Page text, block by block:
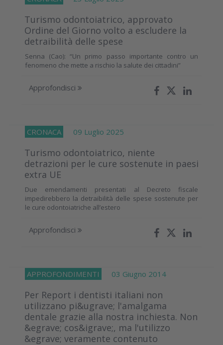
Turismo odontoiatrico, approvato
Ordine del Giorno volto a escludere la
detraibilità delle spese
Senna (Cao): “Un primo passo importante contro un
fenomeno che mette a rischio la salute dei cittadini”
Approfondisci
CRONACA 09 Luglio 2025
Turismo odontoiatrico, niente
detrazioni per le cure sostenute in paesi
extra UE
Due emendamenti presentati al Decreto fiscale
impedirebbero la detraibilità delle spese sostenute per
le cure odontoiatriche all’estero
Approfondisci
APPROFONDIMENTI 03 Giugno 2014
Per Report i dentisti italiani non
utilizzano pi&ugrave; l'amalgama
dentale grazie alla nostra inchiesta. Non
&egrave; cos&igrave;, ma l'utilizzo
&egrave; veramente contenuto